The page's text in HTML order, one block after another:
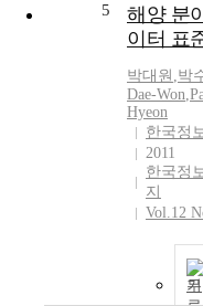
5
해양 분
이터 표
박대원 ,박
Dae-Won,
Hyeon
한국정
2011
한국정
지
Vol.12
기